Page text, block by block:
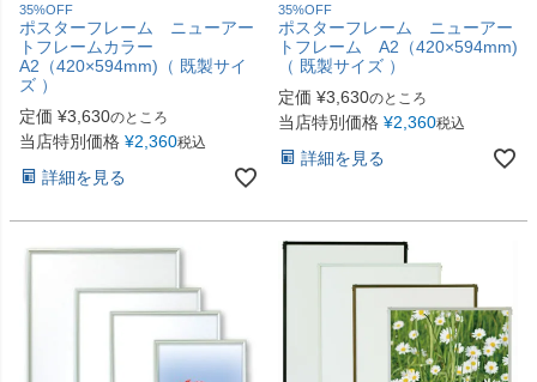
35%OFF
ポスターフレーム ニューアー
トフレームカラー
A2（420×594mm)（ 既製サイ
ズ ）
定価 ¥3,630のところ
当店特別価格 ¥2,360税込
詳細を見る
35%OFF
ポスターフレーム ニューアー
トフレーム A2（420×594mm)
（ 既製サイズ ）
定価 ¥3,630のところ
当店特別価格 ¥2,360税込
詳細を見る